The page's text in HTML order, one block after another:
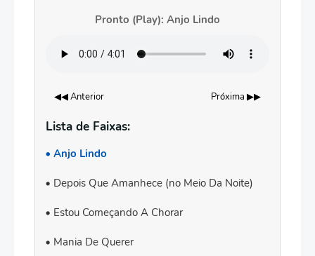
Pronto (Play): Anjo Lindo
◀◀ Anterior Próxima ▶▶
Lista de Faixas:
Anjo Lindo
Depois Que Amanhece (no Meio Da Noite)
Estou Começando A Chorar
Mania De Querer